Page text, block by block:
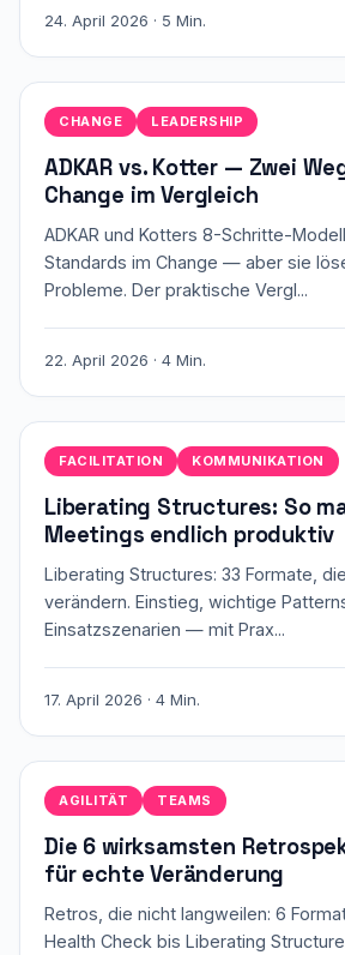
24. April 2026 · 5 Min.
CHANGE LEADERSHIP
ADKAR vs. Kotter — Zwei
Change im Vergleich
ADKAR und Kotters 8-Schritte-
Standards im Change — aber sie
Probleme. Der praktische Vergl...
22. April 2026 · 4 Min.
FACILITATION KOMMUNIKATION
Liberating Structures: So
Meetings endlich produktiv
Liberating Structures: 33 Formate,
verändern. Einstieg, wichtige
Einsatzszenarien — mit Prax...
17. April 2026 · 4 Min.
AGILITÄT TEAMS
Die 6 wirksamsten
für echte Veränderung
Retros, die nicht langweilen: 6
Health Check bis Liberating